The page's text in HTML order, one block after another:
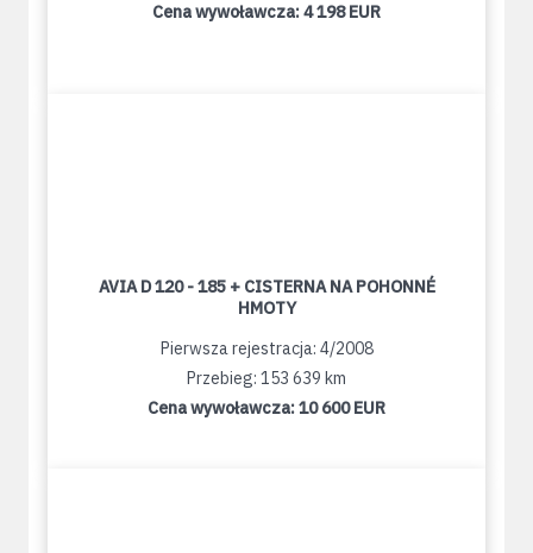
Cena wywoławcza:4 198 EUR
AVIA D 120 - 185 + CISTERNA NA POHONNÉ
HMOTY
Pierwsza rejestracja: 4/2008
Przebieg: 153 639 km
Cena wywoławcza:10 600 EUR